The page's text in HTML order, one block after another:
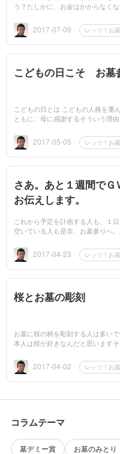
う？たしかに、お金はかからなく
か...
2017-07-09 レッツ！お
こどもの日こそ お
こどもの日とは こどもの人格を重
ともに、母に感謝するそういう理
2017-05-05 レッツ！お
さあ。あと１週間で
お伝えします。
これから予定を計画する人も、１
空いている人も是非、お墓参りへ
2017-04-23 レッツ！お
桜とお墓の彫刻
お墓に桜の柄を彫刻する人は多い
本人は桜が好きなんだと思います
「...
2017-04-02 レッツ！お
コラムテーマ
墓デミー賞 お墓のみと